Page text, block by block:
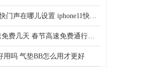
动，重启后会自动进入安全模
式。
iphone11快门声在哪儿设置 iphone11快门声的设置位置
过年高速免费几天 春节高速免费通行时间
用吗 气垫BB怎么用才更好